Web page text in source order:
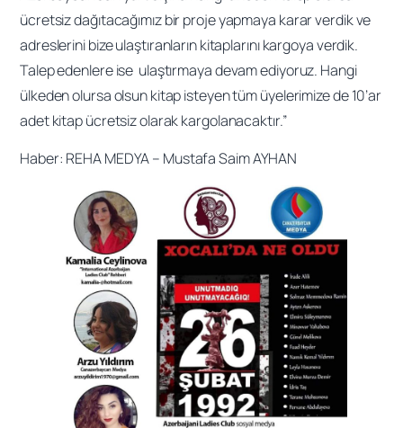
ücretsiz dağıtacağımız bir proje yapmaya karar verdik ve
adreslerini bize ulaştıranların kitaplarını kargoya verdik.
Talep edenlere ise ulaştırmaya devam ediyoruz. Hangi
ülkeden olursa olsun kitap isteyen tüm üyelerimize de 10’ar
adet kitap ücretsiz olarak kargolanacaktır.”
Haber: REHA MEDYA – Mustafa Saim AYHAN